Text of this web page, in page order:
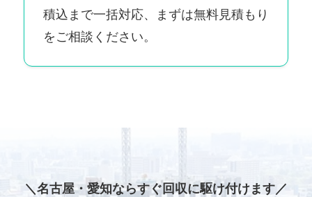
積込まで一括対応、まずは無料見積もり
をご相談ください。
＼名古屋・愛知ならすぐ回収に駆け付けます／